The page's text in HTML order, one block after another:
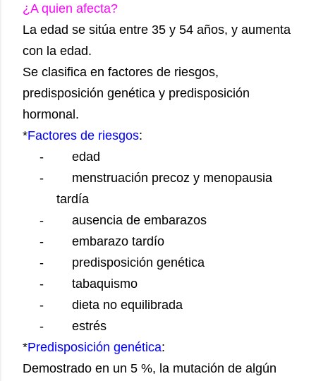
¿A quien afecta?
La edad se sitúa entre 35 y 54 años, y aumenta
con la edad.
Se clasifica en factores de riesgos,
predisposición genética y predisposición
hormonal.
*Factores de riesgos:
- edad
- menstruación precoz y menopausia
tardía
- ausencia de embarazos
- embarazo tardío
- predisposición genética
- tabaquismo
- dieta no equilibrada
- estrés
*Predisposición genética:
Demostrado en un 5 %, la mutación de algún